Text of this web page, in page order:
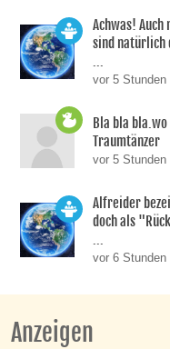
Achwas!
sind natürlich
...
vor 5 Stunden
Bla bla
Traumtänzer
vor 5
Alfreider
doch als
...
vor 6 Stunden
Anzeigen